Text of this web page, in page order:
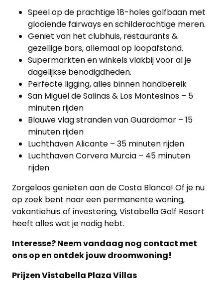
Speel op de prachtige 18-holes golfbaan met
glooiende fairways en schilderachtige meren.
Geniet van het clubhuis, restaurants &
gezellige bars, allemaal op loopafstand.
Supermarkten en winkels vlakbij voor al je
dagelijkse benodigdheden.
Perfecte ligging, alles binnen handbereik
San Miguel de Salinas & Los Montesinos – 5
minuten rijden
Blauwe vlag stranden van Guardamar – 15
minuten rijden
Luchthaven Alicante – 35 minuten rijden
Luchthaven Corvera Murcia – 45 minuten
rijden
Zorgeloos genieten aan de Costa Blanca! Of je nu
op zoek bent naar een permanente woning,
vakantiehuis of investering, Vistabella Golf Resort
heeft alles wat je nodig hebt.
Interesse? Neem vandaag nog contact met
ons op en ontdek jouw droomwoning!
Prijzen Vistabella Plaza Villas